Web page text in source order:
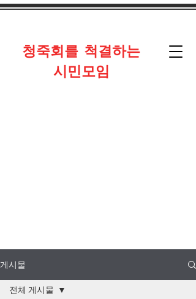
​청죽회를 척결하는
시민모임
게시물
전체 게시물